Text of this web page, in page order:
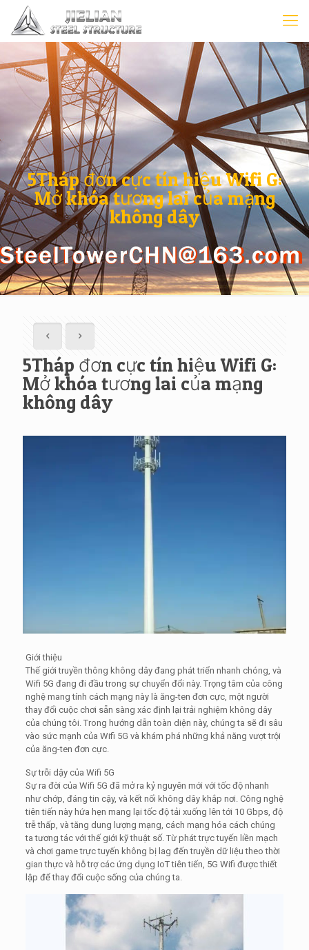
5Tháp đơn cực tín hiệu Wifi G:
Mở khóa tương lai của mạng
không dây
5Tháp đơn cực tín hiệu Wifi G:
Mở khóa tương lai của mạng
không dây
Giới thiệu
Thế giới truyền thông không dây đang phát triển nhanh chóng, và
Wifi 5G đang đi đầu trong sự chuyển đổi này. Trọng tâm của công
nghệ mang tính cách mạng này là ăng-ten đơn cực, một người
thay đổi cuộc chơi sẵn sàng xác định lại trải nghiệm không dây
của chúng tôi. Trong hướng dẫn toàn diện này, chúng ta sẽ đi sâu
vào sức mạnh của Wifi 5G và khám phá những khả năng vượt trội
của ăng-ten đơn cực.
Sự trỗi dậy của Wifi 5G
Sự ra đời của Wifi 5G đã mở ra kỷ nguyên mới với tốc độ nhanh
như chớp, đáng tin cậy, và kết nối không dây khắp nơi. Công nghệ
tiên tiến này hứa hẹn mang lại tốc độ tải xuống lên tới 10 Gbps, độ
trễ thấp, và tăng dung lượng mạng, cách mạng hóa cách chúng
ta tương tác với thế giới kỹ thuật số. Từ phát trực tuyến liền mạch
và chơi game trực tuyến không bị lag đến truyền dữ liệu theo thời
gian thực và hỗ trợ các ứng dụng IoT tiên tiến, 5G Wifi được thiết
lập để thay đổi cuộc sống của chúng ta.